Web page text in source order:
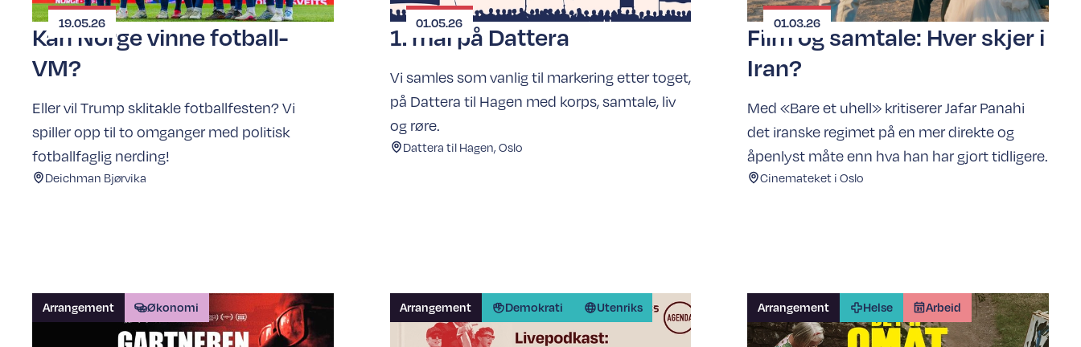
19.05.26
Kan Norge vinne fotball-
VM?
Eller vil Trump sklitakle fotballfesten? Vi
spiller opp til to omganger med politisk
fotballfaglig nerding!
Deichman Bjørvika
01.05.26
1. mai på Dattera
Vi samles som vanlig til markering etter toget,
på Dattera til Hagen med korps, samtale, liv
og røre.
Dattera til Hagen, Oslo
01.03.26
Film og samtale: Hver skjer i
Iran?
Med «Bare et uhell» kritiserer Jafar Panahi
det iranske regimet på en mer direkte og
åpenlyst måte enn hva han har gjort tidligere.
Cinemateket i Oslo
Arrangement Økonomi Arrangement Demokrati Utenriks Arrangement Helse Arbeid